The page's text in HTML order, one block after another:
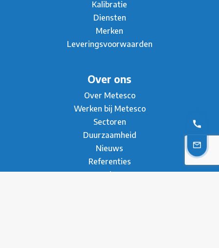
Kalibratie
Diensten
Merken
Leveringsvoorwaarden
Over ons
Over Metesco
Werken bij Metesco
Sectoren
Duurzaamheid
Nieuws
Referenties
Brochure